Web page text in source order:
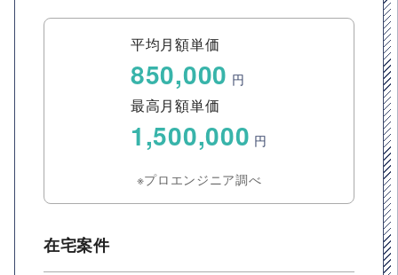
平均月額単価
850,000 円
最高月額単価
1,500,000 円
※プロエンジニア調べ
在宅案件